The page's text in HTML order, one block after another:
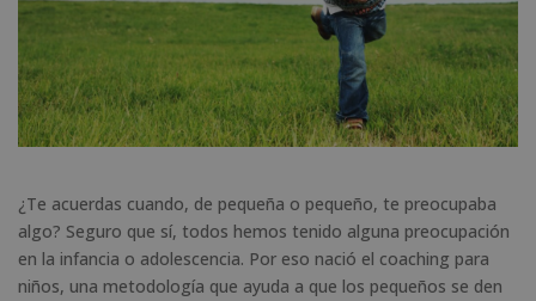
¿Te acuerdas cuando, de pequeña o pequeño, te preocupaba
algo? Seguro que sí, todos hemos tenido alguna preocupación
en la infancia o adolescencia. Por eso nació el coaching para
niños, una metodología que ayuda a que los pequeños se den